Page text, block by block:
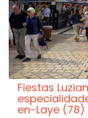
Fiestas
en-Laye (78)